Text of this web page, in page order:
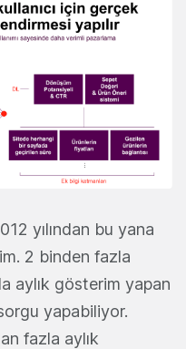
yılından bu yana
2 binden fazla
aylık gösterim yapan
yapabiliyor.
fazla aylık